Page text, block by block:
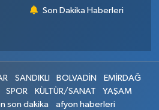
Son Dakika Haberleri
SANDIKLI BOLVADİN
EMİRDAĞ
SPOR KÜLTÜR/SANAT
YAŞAM
son dakika
afyon haberleri